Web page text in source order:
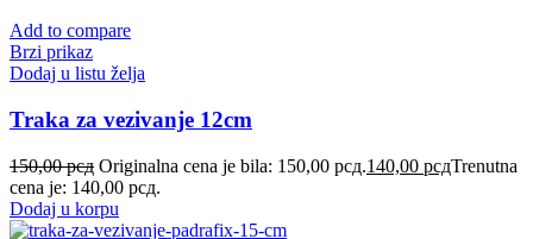
Add to compare
Brzi prikaz
Dodaj u listu želja
Traka za vezivanje 12cm
150,00рсд Originalna cena je bila: 150,00 рсд.140,00 рсдTrenutna
cena je: 140,00 рсд.
Dodaj u korpu